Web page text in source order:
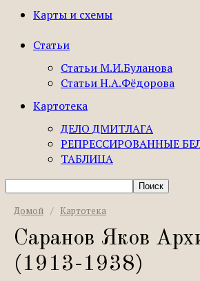
Карты и схемы
Статьи
Статьи М.И.Буланова
Статьи Н.А.Фёдорова
Картотека
ДЕЛО ДМИТЛАГА
РЕПРЕССИРОВАННЫЕ
ТАБЛИЦА
Домой / Картотека
Саранов Яков
(1913-1938)